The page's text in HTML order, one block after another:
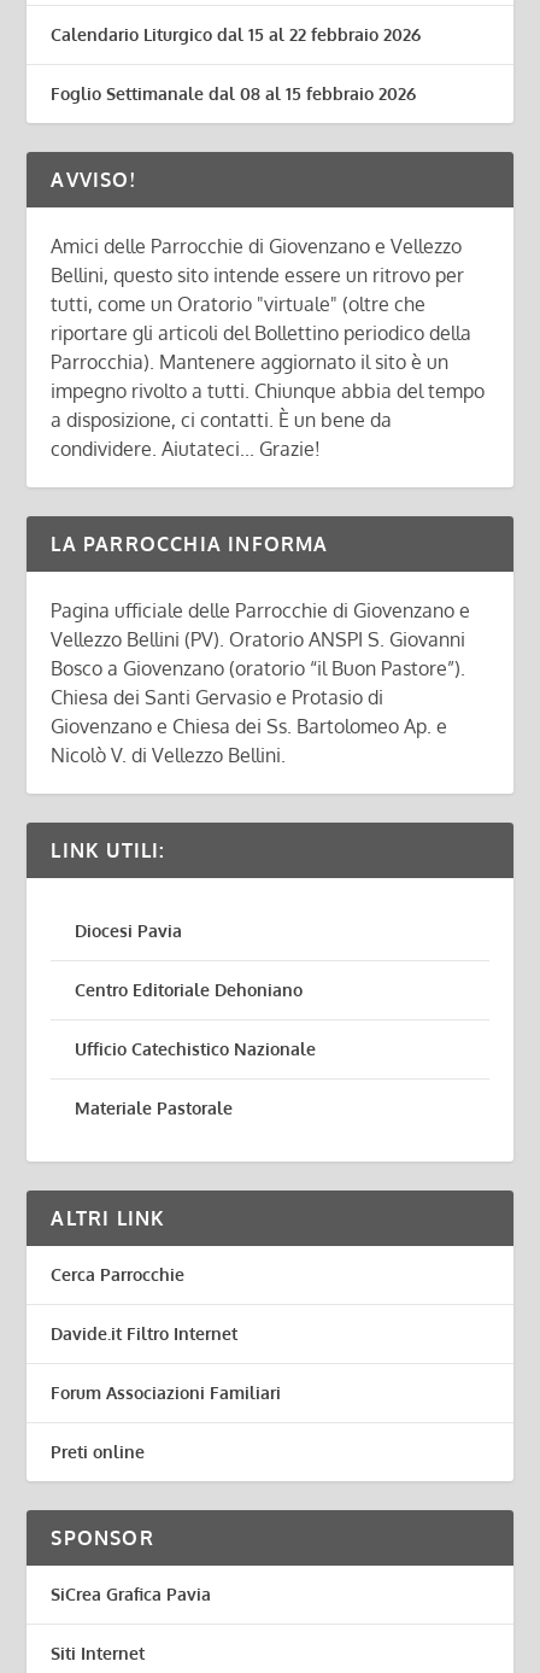
Calendario Liturgico dal 15 al 22 febbraio 2026
Foglio Settimanale dal 08 al 15 febbraio 2026
AVVISO!
Amici delle Parrocchie di Giovenzano e Vellezzo
Bellini, questo sito intende essere un ritrovo per
tutti, come un Oratorio "virtuale" (oltre che
riportare gli articoli del Bollettino periodico della
Parrocchia). Mantenere aggiornato il sito è un
impegno rivolto a tutti. Chiunque abbia del tempo
a disposizione, ci contatti. È un bene da
condividere. Aiutateci... Grazie!
LA PARROCCHIA INFORMA
Pagina ufficiale delle Parrocchie di Giovenzano e
Vellezzo Bellini (PV). Oratorio ANSPI S. Giovanni
Bosco a Giovenzano (oratorio “il Buon Pastore”).
Chiesa dei Santi Gervasio e Protasio di
Giovenzano e Chiesa dei Ss. Bartolomeo Ap. e
Nicolò V. di Vellezzo Bellini.
LINK UTILI:
Diocesi Pavia
Centro Editoriale Dehoniano
Ufficio Catechistico Nazionale
Materiale Pastorale
ALTRI LINK
Cerca Parrocchie
Davide.it Filtro Internet
Forum Associazioni Familiari
Preti online
SPONSOR
SiCrea Grafica Pavia
Siti Internet